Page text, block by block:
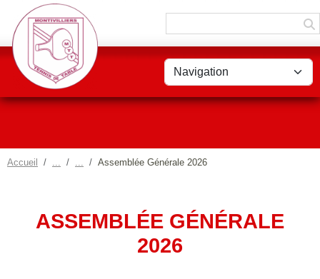
Accueil Assemblée Générale 2026
ASSEMBLÉE GÉNÉRALE
2026
Panneau de gestion des cookies